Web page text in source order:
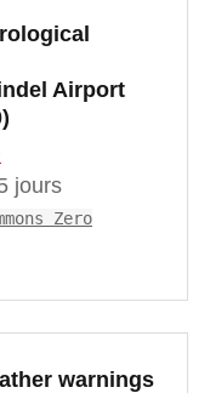
Airport
jours
Zero
warnings